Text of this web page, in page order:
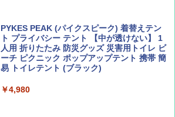
￥1,500
￥2,479
PYKES PEAK (パイクスピーク) 着替えテン
ト プライバシー テント 【中が透けない】 1
人用 折りたたみ 防災グッズ 災害用トイレ ビ
ーチ ピクニック ポップアップテント 携帯 簡
易 トイレテント (ブラック)
￥4,980